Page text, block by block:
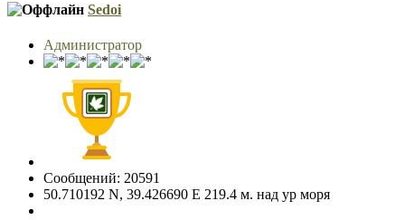
Sedoi
Администратор
Сообщений: 20591
50.710192 N, 39.426690 E 219.4 м. над ур моря